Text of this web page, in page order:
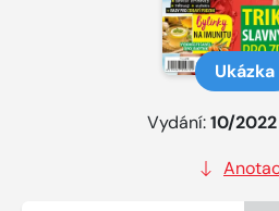
Ukázka
Vydání:10/2022